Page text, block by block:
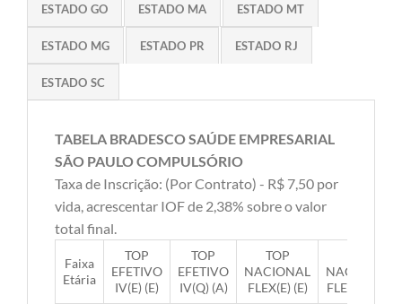
ESTADO GO ESTADO MA ESTADO MT
ESTADO MG ESTADO PR ESTADO RJ
ESTADO SC
TABELA BRADESCO SAÚDE EMPRESARIAL
SÃO PAULO COMPULSÓRIO
Taxa de Inscrição: (Por Contrato) - R$ 7,50 por
vida, acrescentar IOF de 2,38% sobre o valor
total final.
Faixa
Etária
TOP
EFETIVO
IV(E) (E)
TOP
EFETIVO
IV(Q) (A)
TOP
NACIONAL
FLEX(E) (E)
NACIONAL
FLEX(Q) (A)